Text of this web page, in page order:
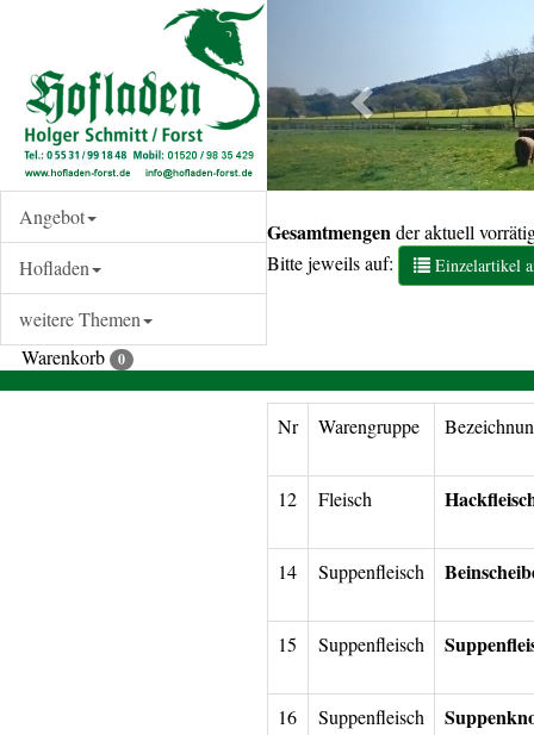
Angebot
Hofladen
weitere Themen
Warenkorb
0
Gesamtmengender aktuell
Bitte jeweils auf:
Einzelartikel
Nr Warengruppe
12 Fleisch
14 Suppenfleisch
15 Suppenfleisch
16 Suppenfleisch